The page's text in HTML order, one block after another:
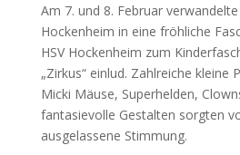
Am 7. und 8. Februar
Hockenheim in eine fröhliche
HSV Hockenheim zum
„Zirkus“ einlud. Zahlreiche kleine
Micki Mäuse, Superhelden,
fantasievolle Gestalten sorgten
ausgelassene Stimmung.